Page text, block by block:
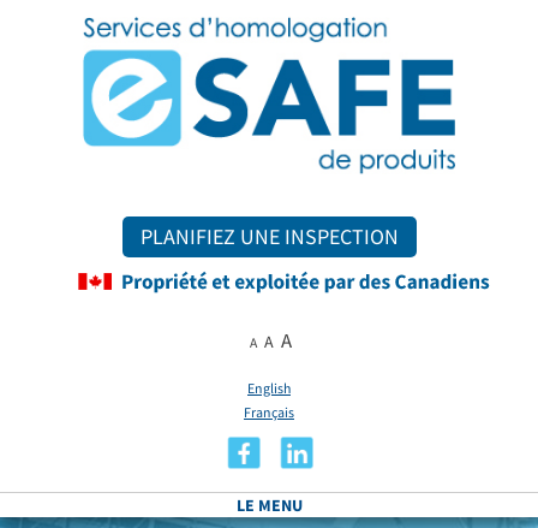
PLANIFIEZ UNE INSPECTION
A A A
English
Français
LE MENU